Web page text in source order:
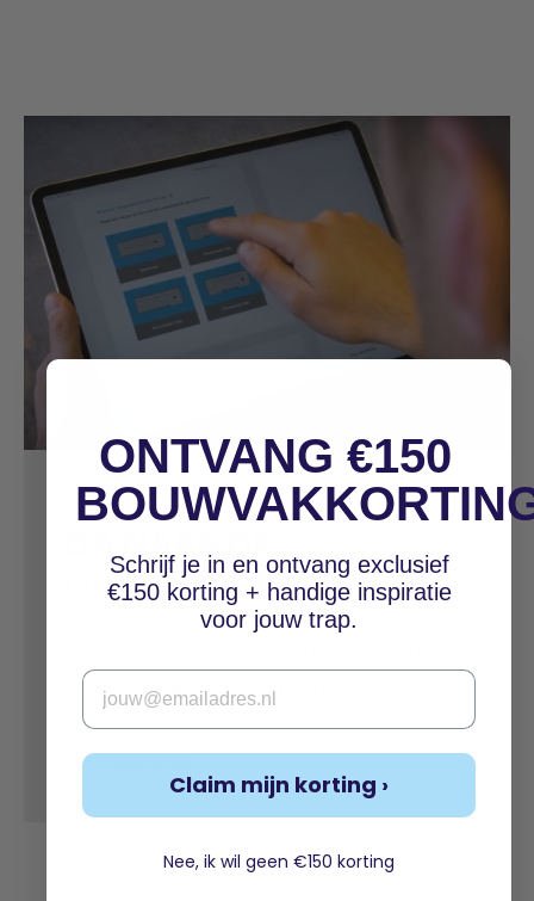
Bestel direct jouw trap bouwpakket
GA NAAR DE
CONFIGURATOR
zelf jouw trap op maat bestellen.
Begin direct
ONTVANG €150
Schrijf je in en ontvang exclusief
€150 korting + handige inspiratie
voor jouw trap.
Email
Claim mijn korting ›
Nee, ik wil geen €150 korting